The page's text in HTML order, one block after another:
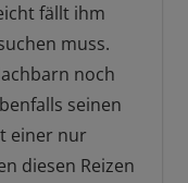
fällt ihm
muss.
noch
seinen
einer nur
diesen Reizen